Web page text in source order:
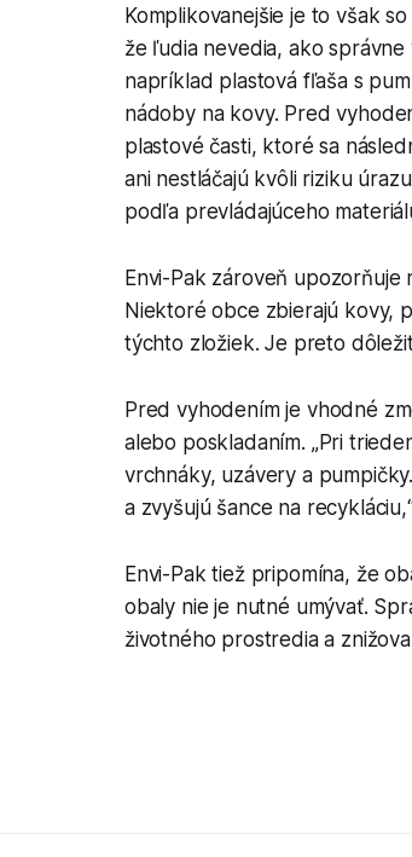
Komplikovanejšie je to však
že ľudia nevedia, ako
napríklad plastová fľaša s
nádoby na kovy. Pred
plastové časti, ktoré sa
ani nestláčajú kvôli riziku
podľa prevládajúceho
Envi-Pak zároveň upozorňuje
Niektoré obce zbierajú kovy,
týchto zložiek. Je preto
Pred vyhodením je vhodné
alebo poskladaním. „Pri
vrchnáky, uzávery a
a zvyšujú šance na
Envi-Pak tiež pripomína, že
obaly nie je nutné umývať.
životného prostredia a